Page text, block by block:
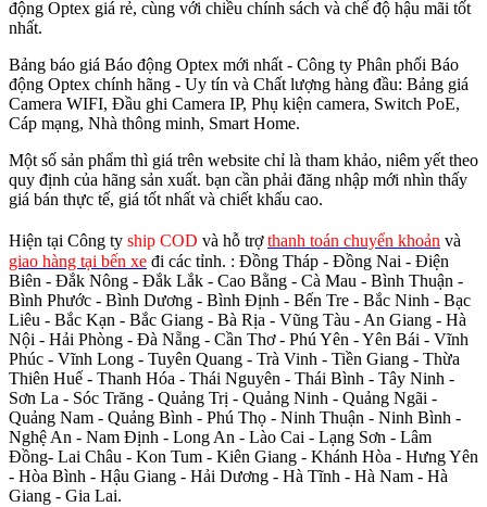
động Optex giá rẻ, cùng với chiều chính sách và chế độ hậu mãi tốt
nhất.
Bảng báo giá Báo động Optex mới nhất - Công ty Phân phối Báo
động Optex chính hãng - Uy tín và Chất lượng hàng đầu: Bảng giá
Camera WIFI, Đầu ghi Camera IP, Phụ kiện camera, Switch PoE,
Cáp mạng, Nhà thông minh, Smart Home.
Một số sản phẩm thì giá trên website chỉ là tham khảo, niêm yết theo
quy định của hãng sản xuất. bạn cần phải đăng nhập mới nhìn thấy
giá bán thực tế, giá tốt nhất và chiết khấu cao.
Hiện tại Công ty ship COD và hỗ trợthanh toán chuyển khoản và
giao hàng tại bến xe đi các tỉnh. : Đồng Tháp - Đồng Nai - Điện
Biên - Đắk Nông - Đắk Lắk - Cao Bằng - Cà Mau - Bình Thuận -
Bình Phước - Bình Dương - Bình Định - Bến Tre - Bắc Ninh - Bạc
Liêu - Bắc Kạn - Bắc Giang - Bà Rịa - Vũng Tàu - An Giang - Hà
Nội - Hải Phòng - Đà Nẵng - Cần Thơ - Phú Yên - Yên Bái - Vĩnh
Phúc - Vĩnh Long - Tuyên Quang - Trà Vinh - Tiền Giang - Thừa
Thiên Huế - Thanh Hóa - Thái Nguyên - Thái Bình - Tây Ninh -
Sơn La - Sóc Trăng - Quảng Trị - Quảng Ninh - Quảng Ngãi -
Quảng Nam - Quảng Bình - Phú Thọ - Ninh Thuận - Ninh Bình -
Nghệ An - Nam Định - Long An - Lào Cai - Lạng Sơn - Lâm
Đồng- Lai Châu - Kon Tum - Kiên Giang - Khánh Hòa - Hưng Yên
- Hòa Bình - Hậu Giang - Hải Dương - Hà Tĩnh - Hà Nam - Hà
Giang - Gia Lai.